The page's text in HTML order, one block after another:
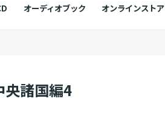
オーディオブック オンラインストア
諸国編4